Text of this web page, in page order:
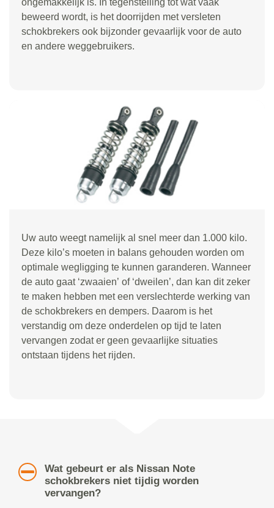
ongemakkelijk is. In tegenstelling tot wat vaak
beweerd wordt, is het doorrijden met versleten
schokbrekers ook bijzonder gevaarlijk voor de auto
en andere weggebruikers.
Uw auto weegt namelijk al snel meer dan 1.000 kilo.
Deze kilo’s moeten in balans gehouden worden om
optimale wegligging te kunnen garanderen. Wanneer
de auto gaat ‘zwaaien’ of ‘dweilen’, dan kan dit zeker
te maken hebben met een verslechterde werking van
de schokbrekers en dempers. Daarom is het
verstandig om deze onderdelen op tijd te laten
vervangen zodat er geen gevaarlijke situaties
ontstaan tijdens het rijden.
Wat gebeurt er als Nissan Note
schokbrekers niet tijdig worden
vervangen?